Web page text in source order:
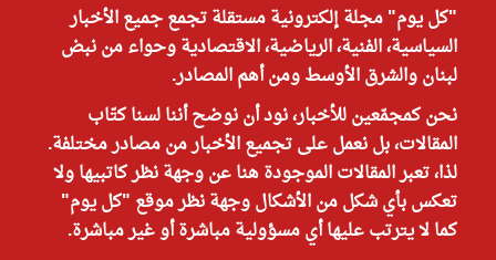
"كل يوم" مجلة إلكترونية مستقلة تجمع جميع الأخبار
السياسية، الفنية، الرياضية، الاقتصادية وحواء من نبض
لبنان والشرق الأوسط ومن أهم المصادر.
نحن كمجمّعين للأخبار، نود أن نوضح أننا لسنا كتّاب
المقالات، بل نعمل على تجميع الأخبار من مصادر مختلفة.
لذا، تعبر المقالات الموجودة هنا عن وجهة نظر كاتبيها ولا
تعكس بأي شكل من الأشكال وجهة نظر موقع "كل يوم"
كما لا يترتب عليها أي مسؤولية مباشرة أو غير مباشرة.